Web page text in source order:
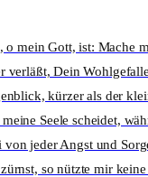
o mein Gott, ist: Mache
verläßt, Dein
kürzer als der
Seele scheidet,
jeder Angst und
so nützte mir keine